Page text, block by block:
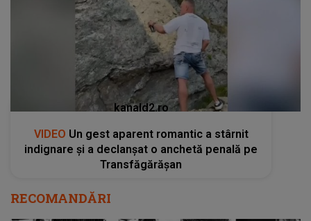
kanald2.ro
VIDEO Un gest aparent romantic a stârnit
indignare și a declanșat o anchetă penală pe
Transfăgărășan
RECOMANDĂRI